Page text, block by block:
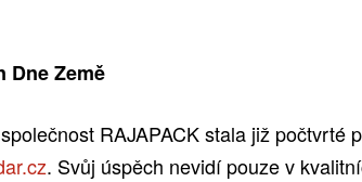
Dne Země
RAJAPACK stala již počtvrté
. Svůj úspěch nevidí pouze v